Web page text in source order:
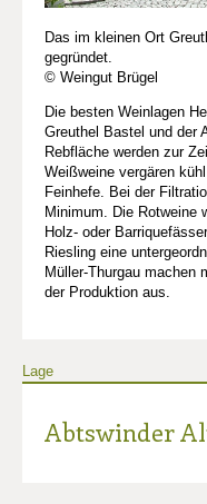
Das im kleinen Ort
gegründet.
© Weingut Brügel
Die besten Weinlagen
Greuthel Bastel und der
Rebfläche werden zur
Weißweine vergären
Feinhefe. Bei der
Minimum. Die Rotweine
Holz- oder
Riesling eine
Müller-Thurgau machen
der Produktion aus.
Lage
Abtswinder